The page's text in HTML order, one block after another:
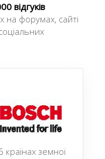
відгуків
на форумах, сайті
земної